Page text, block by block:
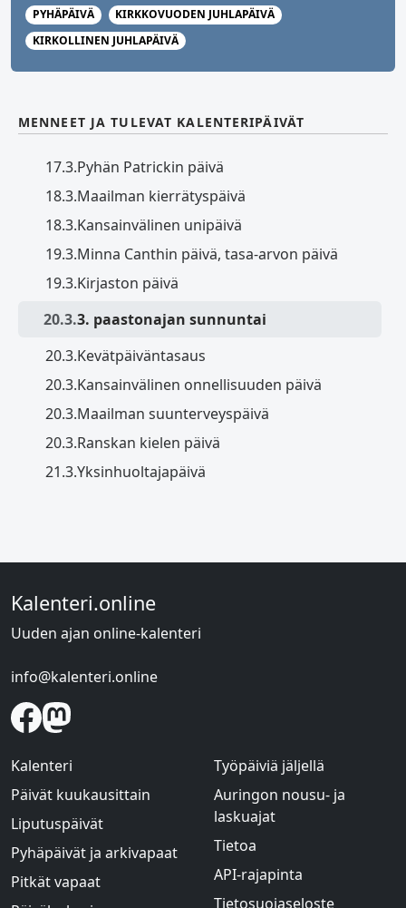
PYHÄPÄIVÄ
KIRKKOVUODEN JUHLAPÄIVÄ
KIRKOLLINEN JUHLAPÄIVÄ
MENNEET JA TULEVAT KALENTERIPÄIVÄT
17.3.Pyhän Patrickin päivä
18.3.Maailman kierrätyspäivä
18.3.Kansainvälinen unipäivä
19.3.Minna Canthin päivä, tasa-arvon päivä
19.3.Kirjaston päivä
20.3.3. paastonajan sunnuntai
20.3.Kevätpäiväntasaus
20.3.Kansainvälinen onnellisuuden päivä
20.3.Maailman suunterveyspäivä
20.3.Ranskan kielen päivä
21.3.Yksinhuoltajapäivä
Kalenteri.online
Uuden ajan online-kalenteri
info@kalenteri.online
Kalenteri
Päivät kuukausittain
Liputuspäivät
Pyhäpäivät ja arkivapaat
Pitkät vapaat
Työpäiviä jäljellä
Auringon nousu- ja
laskuajat
Tietoa
API-rajapinta
Tietosuojaseloste